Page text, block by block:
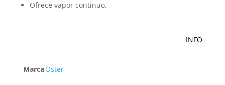
Ofrece vapor continuo.
INFO
MarcaOster